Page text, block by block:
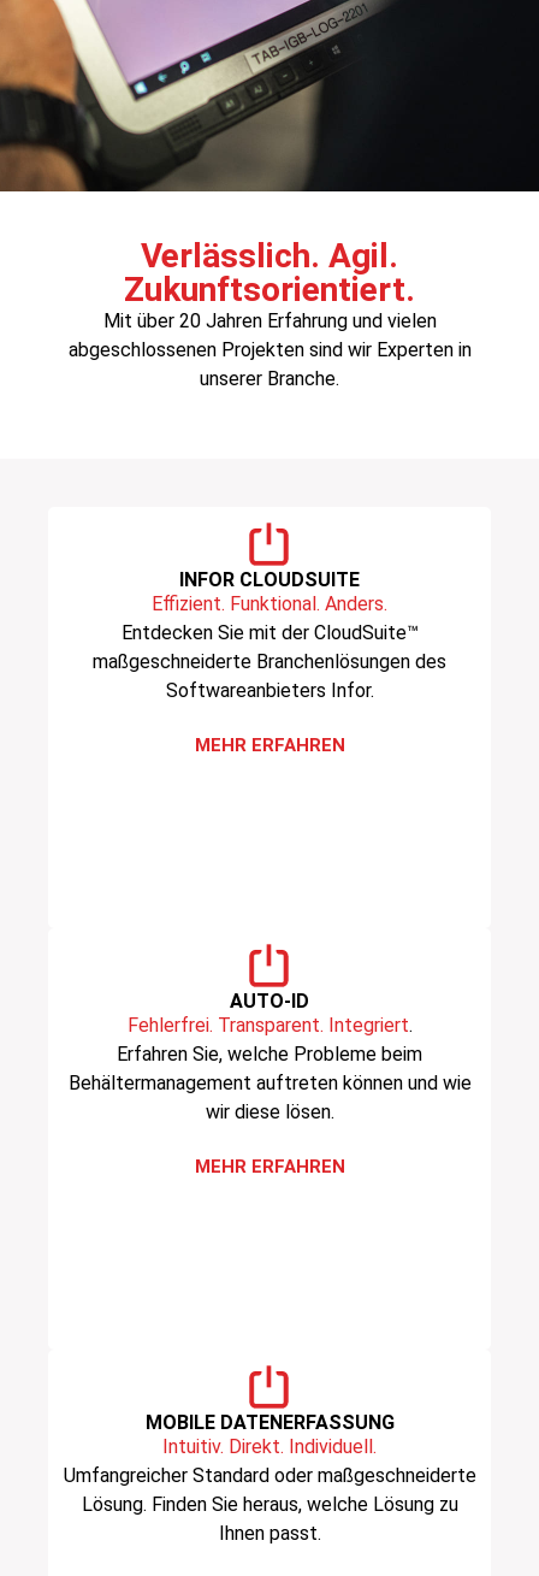
Verlässlich. Agil.
Zukunftsorientiert.
Mit über 20 Jahren Erfahrung und vielen
abgeschlossenen Projekten sind wir Experten in
unserer Branche.
INFOR CLOUDSUITE
Effizient. Funktional. Anders.
Entdecken Sie mit der CloudSuite™
maßgeschneiderte Branchenlösungen des
Softwareanbieters Infor.
MEHR ERFAHREN
AUTO-ID
Fehlerfrei. Transparent. Integriert.
Erfahren Sie, welche Probleme beim
Behältermanagement auftreten können und wie
wir diese lösen.
MEHR ERFAHREN
MOBILE DATENERFASSUNG
Intuitiv. Direkt. Individuell.
Umfangreicher Standard oder maßgeschneiderte
Lösung. Finden Sie heraus, welche Lösung zu
Ihnen passt.